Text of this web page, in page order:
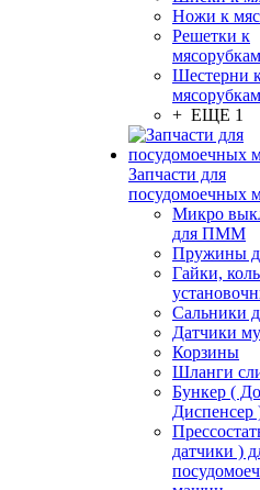
Ножи к
Решетки к
мясорубкам
Шестерни
мясорубкам
+ ЕЩЕ 1
Запчасти для
посудомоечных
Микро
для ПММ
Пружины
Гайки,
Сальники
Датчики
Корзины
Шланги
Бункер (
Диспенсер
датчики )